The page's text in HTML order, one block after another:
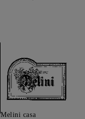
Melini casa